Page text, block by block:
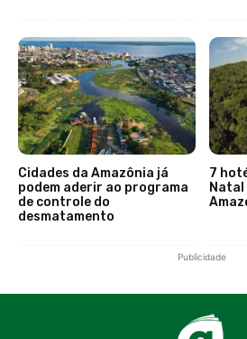
Cidades da Amazônia já
podem aderir ao programa
de controle do
desmatamento
7
Natal
Publicidade